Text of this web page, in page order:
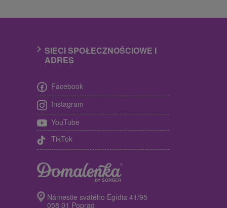
SIECI SPOŁECZNOŚCIOWE I
ADRES
Facebook
Instagram
YouTube
TikTok
Námestie svätého Egídia 41/95
058 01 Poprad